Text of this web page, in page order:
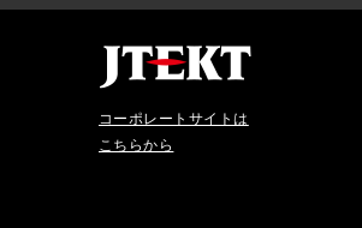
コーポレートサイトは
こちらから